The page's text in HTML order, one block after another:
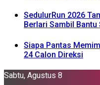
SedulurRun 2026
Berlari Sambil
Siapa Pantas
24 Calon Direksi
Sabtu, Agustus 8